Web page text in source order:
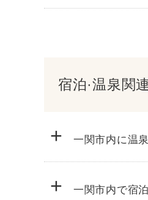
Tel.0191-
Tel.0191-
宿泊·温泉関連
+ 一関市内に温
+ 一関市内で宿